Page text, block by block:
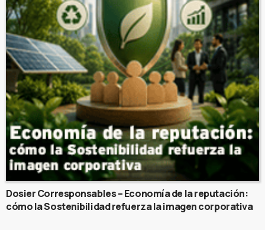
Dosier Corresponsables – Economía de la reputación:
cómo la Sostenibilidad refuerza la imagen corporativa